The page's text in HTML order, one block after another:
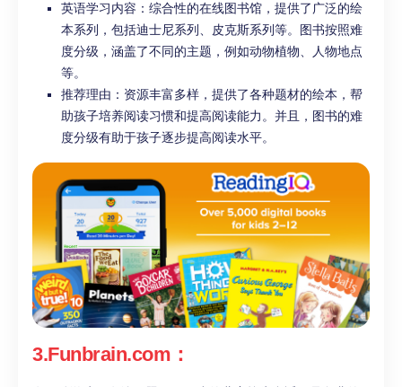
英语学习内容：综合性的在线图书馆，提供了广泛的绘
本系列，包括迪士尼系列、皮克斯系列等。图书按照难
度分级，涵盖了不同的主题，例如动物植物、人物地点
等。
推荐理由：资源丰富多样，提供了各种题材的绘本，帮
助孩子培养阅读习惯和提高阅读能力。并且，图书的难
度分级有助于孩子逐步提高阅读水平。
3.Funbrain.com：